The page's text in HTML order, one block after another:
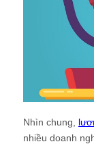
Nhìn chung,
nhiều doanh